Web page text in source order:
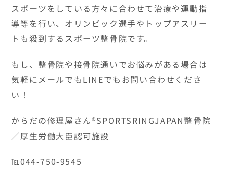
スポーツをしている方々に合わせて治療や運動指
導等を行い、オリンピック選手やトップアスリー
トも殺到するスポーツ整骨院です。
もし、整骨院や接骨院通いでお悩みがある場合は
気軽にメールでもLINEでもお問い合わせくださ
い！
からだの修理屋さん®SPORTSRINGJAPAN整骨院
／厚生労働大臣認可施設
℡044-750-9545